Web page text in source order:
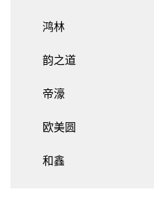
鸿林
韵之道
帝濠
欧美圆
和鑫